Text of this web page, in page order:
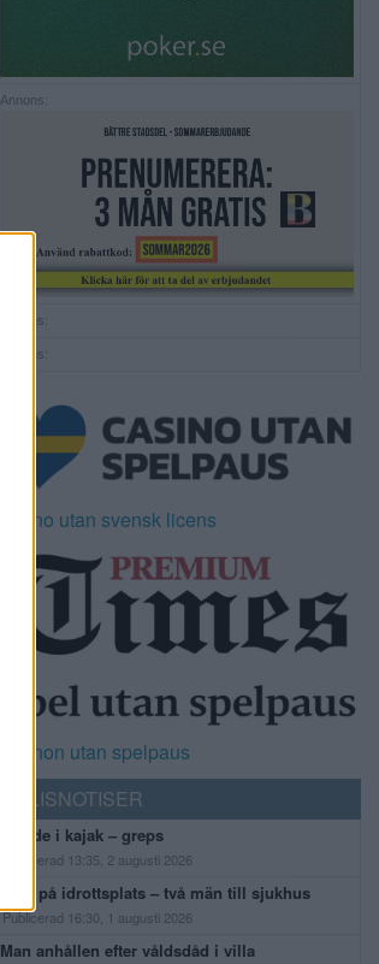
Annons:
Annons:
Annons:
Casino utan svensk licens
Casinon utan spelpaus
POLISNOTISER
Flydde i kajak – greps
Publicerad 13:35, 2 augusti 2026
Bråk på idrottsplats – två män till sjukhus
Publicerad 16:30, 1 augusti 2026
Man anhållen efter våldsdåd i villa